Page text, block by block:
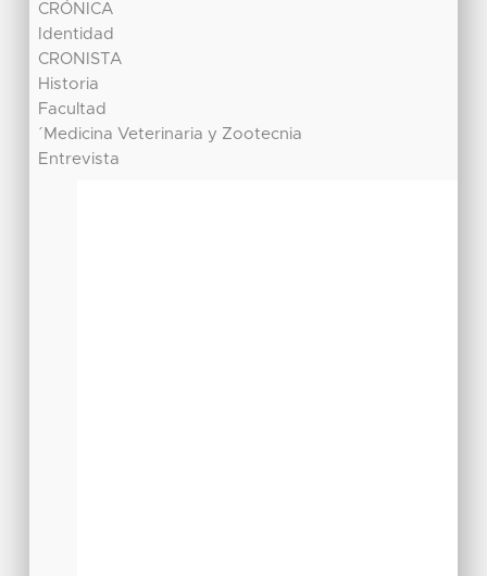
CRÓNICA
Identidad
CRONISTA
Historia
Facultad
´Medicina Veterinaria y Zootecnia
Entrevista